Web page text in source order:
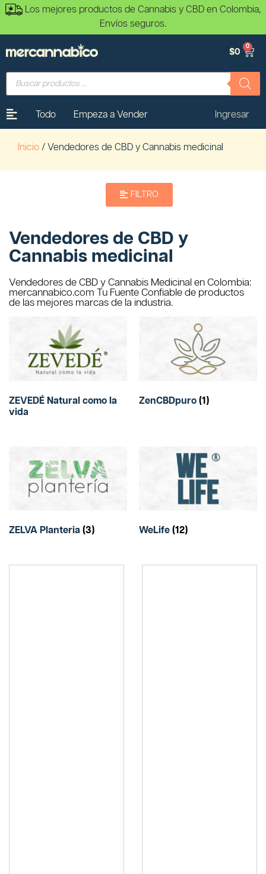
Los mejores productos de Cannabis y CBD en Colombia,
Envíos seguros.
$0
0
Todo Empeza a Vender Ingresar
Inicio / Vendedores de CBD y Cannabis medicinal
FILTRO
Vendedores de CBD y
Cannabis medicinal
Vendedores de CBD y Cannabis Medicinal en Colombia:
mercannabico.com Tu Fuente Confiable de productos
de las mejores marcas de la industria.
ZEVEDÉ Natural como la
vida
ZenCBDpuro (1)
ZELVA Planteria (3) WeLife (12)